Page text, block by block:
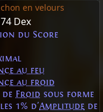
en velours
74 Dex
du Score
au feu
au froid
de Froid sous forme
1% d'Amplitude de